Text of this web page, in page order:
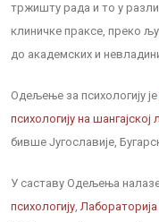
тржишту рада и то у
клиничке праксе, преко
до академских и
Одељење за психологију је
психологију на шангајској
бивше Југославије,
У саставу Одељења
психологију,Лабораторија